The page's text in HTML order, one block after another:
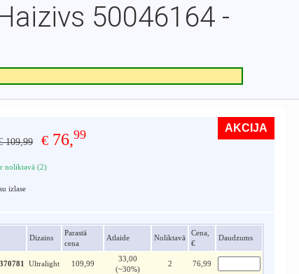
50046164 -
109,99 € 76,99
noliktavā (2)
izlase
AKCIJA
Dizains
Parastā
cena
Atlaide Noliktavā
Cena,
€
Daudzums
Ultralight 109,99
33,00
(~30%)
2 76,99